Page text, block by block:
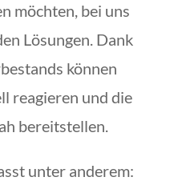
möchten, bei uns
Lösungen. Dank
können
reagieren und die
bereitstellen.
unter anderem: